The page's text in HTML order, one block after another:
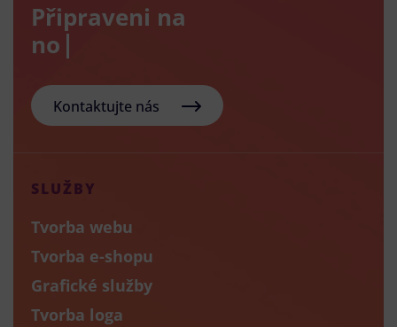
Připraveni na
nový e-s
Kontaktujte nás
SLUŽBY
Tvorba webu
Tvorba e-shopu
Grafické služby
Tvorba loga